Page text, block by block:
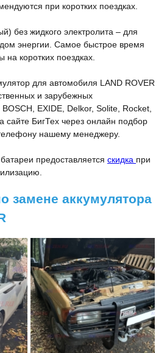
при коротких поездках.
без жидкого электролита – для
энергии. Самое быстрое время
коротких поездках.
для автомобиля LAND ROVER
и зарубежных
EXIDE, Delkor, Solite, Rocket,
сайте БигТех через онлайн подбор
нашему менеджеру.
предоставляется скидка при
замене аккумулятора